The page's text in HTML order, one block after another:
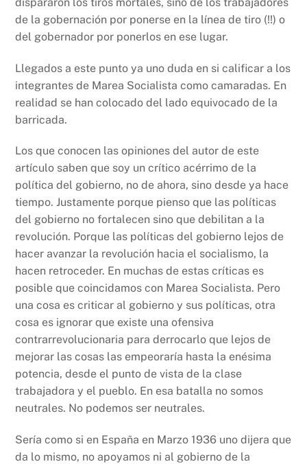
de la gobernación por ponerse en la línea de tiro (!!) o
del gobernador por ponerlos en ese lugar.
Llegados a este punto ya uno duda en si calificar a los
integrantes de Marea Socialista como camaradas. En
realidad se han colocado del lado equivocado de la
barricada.
Los que conocen las opiniones del autor de este
artículo saben que soy un crítico acérrimo de la
política del gobierno, no de ahora, sino desde ya hace
tiempo. Justamente porque pienso que las políticas
del gobierno no fortalecen sino que debilitan a la
revolución. Porque las políticas del gobierno lejos de
hacer avanzar la revolución hacia el socialismo, la
hacen retroceder. En muchas de estas críticas es
posible que coincidamos con Marea Socialista. Pero
una cosa es criticar al gobierno y sus políticas, otra
cosa es ignorar que existe una ofensiva
contrarrevolucionaria para derrocarlo que lejos de
mejorar las cosas las empeoraría hasta la enésima
potencia, desde el punto de vista de la clase
trabajadora y el pueblo. En esa batalla no somos
neutrales. No podemos ser neutrales.
Sería como si en España en Marzo 1936 uno dijera que
da lo mismo, no apoyamos ni al gobierno de la